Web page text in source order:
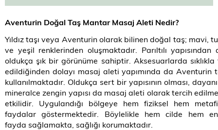
Aventurin Doğal Taş Mantar Masaj Aleti Nedir?
Yıldız taşı veya Aventurin olarak bilinen doğal taş; mavi,
ve yeşil renklerinden oluşmaktadır. Parıltılı yapısından
oldukça şık bir görünüme sahiptir. Aksesuarlarda sıklıkla
edildiğinden dolayı masaj aleti yapımında da Aventurin
kullanılmaktadır. Oldukça sert bir yapısının olması,
mineralce zengin yapısı da masaj aleti olarak tercih
etkilidir. Uygulandığı bölgeye hem fiziksel hem
faydalar göstermektedir. Böylelikle hem cilde hem
fayda sağlamakta, sağlığı korumaktadır.